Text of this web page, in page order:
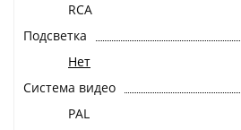
RCA
Подсветка
Нет
Система видео
PAL